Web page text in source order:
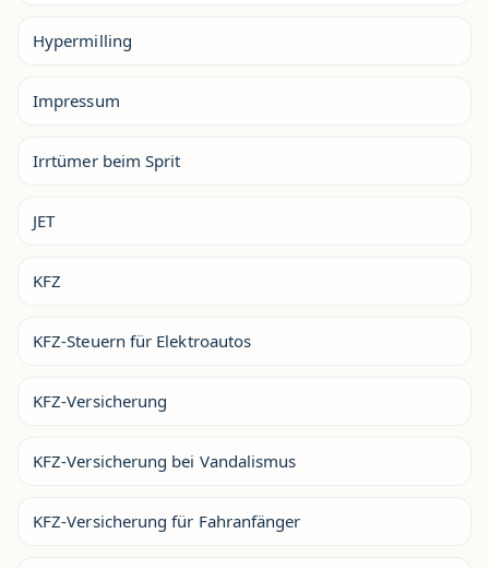
Hypermilling
Impressum
Irrtümer beim Sprit
JET
KFZ
KFZ-Steuern für Elektroautos
KFZ-Versicherung
KFZ-Versicherung bei Vandalismus
KFZ-Versicherung für Fahranfänger